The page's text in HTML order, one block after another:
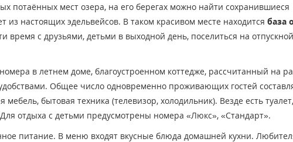
потаённых мест озера, на его берегах можно найти сохранившиеся
из настоящих эдельвейсов. В таком красивом месте находится база
время с друзьями, детьми в выходной день, поселиться на отпускной
в летнем доме, благоустроенном коттедже, рассчитанный на
Общее число одновременно проживающих гостей
бытовая техника (телевизор, холодильник). Везде есть
отдыха с детьми предусмотрены номера «Люкс», «Стандарт».
питание. В меню входят вкусные блюда домашней кухни.